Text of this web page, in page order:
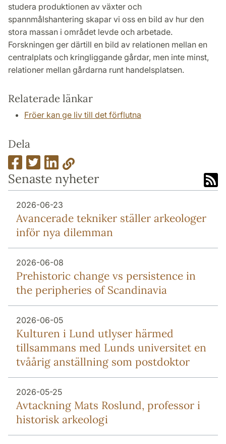
studera produktionen av växter och
spannmålshantering skapar vi oss en bild av hur den
stora massan i området levde och arbetade.
Forskningen ger därtill en bild av relationen mellan en
centralplats och kringliggande gårdar, men inte minst,
relationer mellan gårdarna runt handelsplatsen.
Relaterade länkar
Fröer kan ge liv till det förflutna
Dela
Senaste nyheter
2026-06-23
Avancerade tekniker ställer arkeologer
inför nya dilemman
2026-06-08
Prehistoric change vs persistence in
the peripheries of Scandinavia
2026-06-05
Kulturen i Lund utlyser härmed
tillsammans med Lunds universitet en
tvåårig anställning som postdoktor
2026-05-25
Avtackning Mats Roslund, professor i
historisk arkeologi